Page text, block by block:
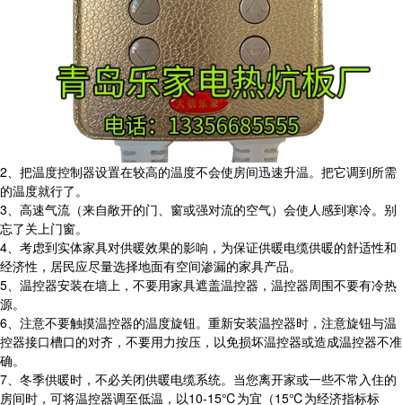
2、把温度控制器设置在较高的温度不会使房间迅速升温。把它调到所需
的温度就行了。
3、高速气流（来自敞开的门、窗或强对流的空气）会使人感到寒冷。别
忘了关上门窗。
4、考虑到实体家具对供暖效果的影响，为保证供暖电缆供暖的舒适性和
经济性，居民应尽量选择地面有空间渗漏的家具产品。
5、温控器安装在墙上，不要用家具遮盖温控器，温控器周围不要有冷热
源。
6、注意不要触摸温控器的温度旋钮。重新安装温控器时，注意旋钮与温
控器接口槽口的对齐，不要用力按压，以免损坏温控器或造成温控器不准
确。
7、冬季供暖时，不必关闭供暖电缆系统。当您离开家或一些不常入住的
房间时，可将温控器调至低温，以10-15℃为宜（15℃为经济指标标